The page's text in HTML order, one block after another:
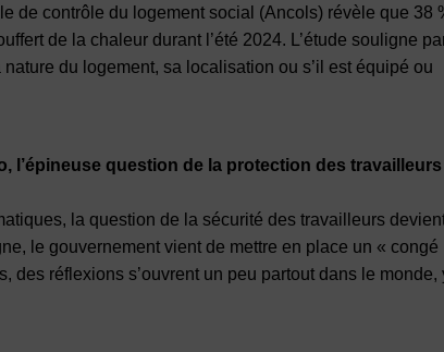
de contrôle du logement social (Ancols) révèle que 38
de la chaleur durant l’été 2024. L’étude souligne
du logement, sa localisation ou s’il est équipé ou
l’épineuse question de la protection des travailleurs
la question de la sécurité des travailleurs
le gouvernement vient de mettre en place un « congé
des réflexions s’ouvrent un peu partout dans le monde,